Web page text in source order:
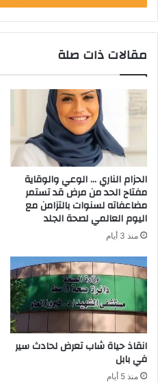
ب
ر
د
ا
ت
ر
و
ن
ي
مقالات ذات صلة
الحزام الناري … الوعي والوقاية
مفتاح الحد من مرض قد تستمر
مضاعفاته لسنوات بالتزامن مع
اليوم العالمي لصحة الجلد
منذ 3 أيام
انقاذ حياة شاب تعرض لحادث سير
في بابل
منذ 5 أيام